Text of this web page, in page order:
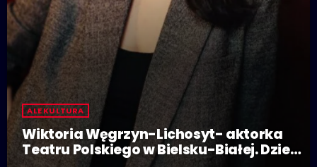
ALE KULTURA
Wiktoria Węgrzyn-Lichosyt- aktorka
Teatru Polskiego w Bielsku-Białej. Dzieje